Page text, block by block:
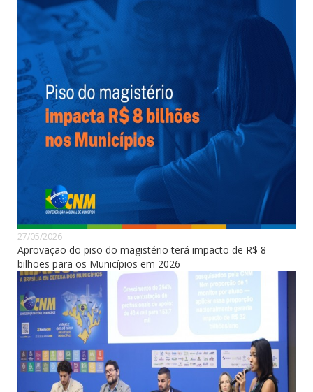
27/05/2026
Aprovação do piso do magistério terá impacto de R$ 8
bilhões para os Municípios em 2026